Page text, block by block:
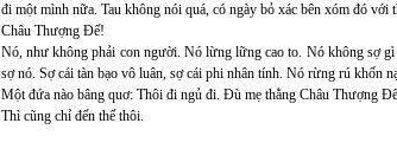
đi một mình nữa. Tau không nói quá, có ngày bỏ xác bên xóm đó với
Châu Thượng Đế!
Nó, như không phải con người. Nó lừng lững cao to. Nó không sợ
sợ nó. Sợ cái tàn bạo vô luân, sợ cái phi nhân tính. Nó rừng rú khốn
Một đứa nào bâng quơ: Thôi đi ngủ đi. Đù mẹ thằng Châu Thượng
Thì cũng chỉ đến thế thôi.